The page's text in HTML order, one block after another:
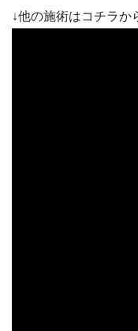
↓他の施術はコチラか